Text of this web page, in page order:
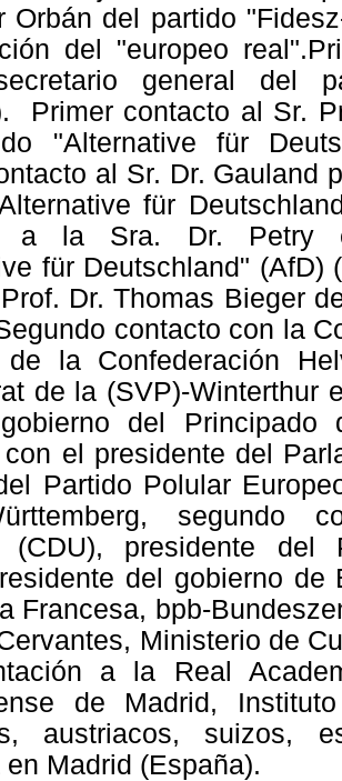
Orbán del partido
del "europeo
general del
Primer contacto al Sr.
"Alternative für
al Sr. Dr. Gauland
für
a la Sra. Dr. Petry
für Deutschland" (AfD)
Dr. Thomas Bieger
contacto con la
de la Confederación
de la (SVP)-Winterthur
del Principado
el presidente del
Partido Polular
segundo
(CDU), presidente del
del gobierno
Francesa, bpb-
Ministerio de
a la Real
de Madrid,
austriacos, suizos,
Madrid (España).